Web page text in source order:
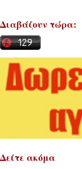
Διαβάζουν τώρα:
Δείτε ακόμα